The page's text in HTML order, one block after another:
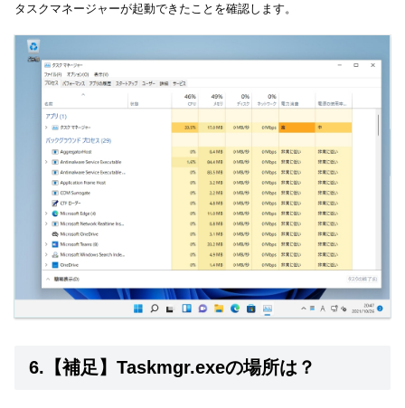
タスクマネージャーが起動できたことを確認します。
6.【補足】Taskmgr.exeの場所は？